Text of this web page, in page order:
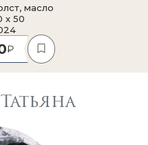
масло
x 50